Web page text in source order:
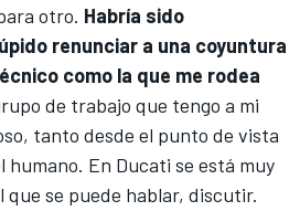
otro. Habría sido
renunciar a una coyuntura
como la que me rodea
de trabajo que tengo a mi
tanto desde el punto de vista
humano. En Ducati se está muy
que se puede hablar, discutir.